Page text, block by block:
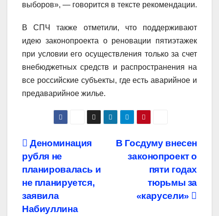
выборов», — говорится в тексте рекомендации.
В СПЧ также отметили, что поддерживают
идею законопроекта о реновации пятиэтажек
при условии его осуществления только за счет
внебюджетных средств и распространения на
все российские субъекты, где есть аварийное и
предаварийное жилье.
Навигация
по
записям
В Госдуму внесен
законопроект о
пяти годах
тюрьмы за
«карусели»
Деноминация
рубля не
планировалась и
не планируется,
заявила
Набиуллина